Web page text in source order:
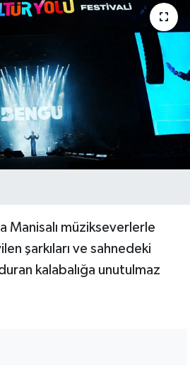
Manisalı müzikseverlerle
şarkıları ve sahnedeki
kalabalığa unutulmaz